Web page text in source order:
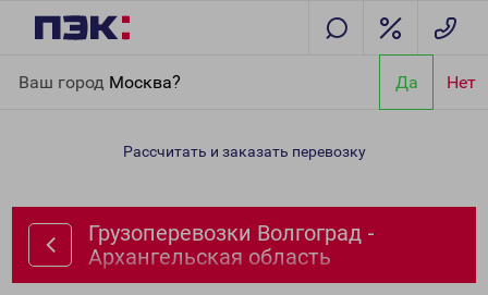
Ваш город Москва? Да Нет
Архангельская область
Рассчитать и заказать перевозку
Грузоперевозки Волгоград -
Архангельская область